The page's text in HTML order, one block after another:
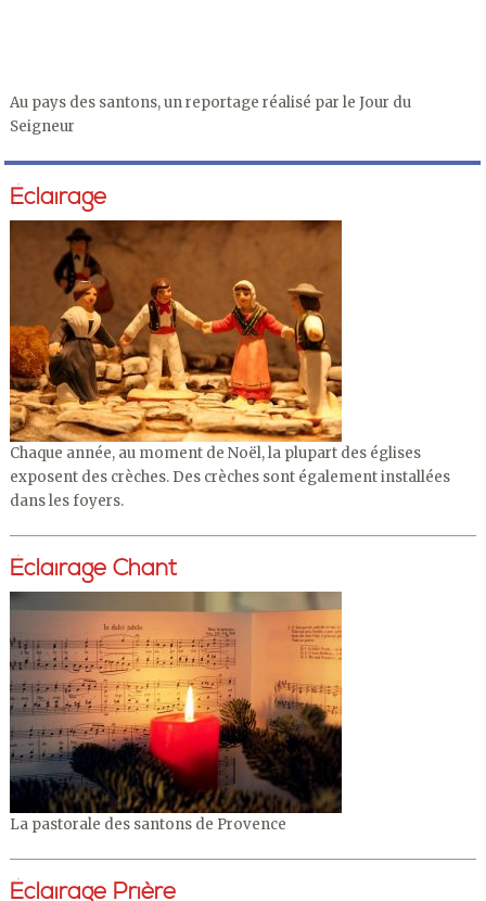
Au pays des santons, un reportage réalisé par le Jour du
Seigneur
Éclairage
Chaque année, au moment de Noël, la plupart des églises
exposent des crèches. Des crèches sont également installées
dans les foyers.
Éclairage Chant
La pastorale des santons de Provence
Éclairage Prière